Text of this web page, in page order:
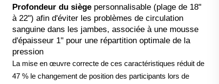
Profondeur du siège personnalisable (plage de 18"
à 22") afin d'éviter les problèmes de circulation
sanguine dans les jambes, associée à une mousse
d'épaisseur 1" pour une répartition optimale de la
pression
La mise en œuvre correcte de ces caractéristiques réduit de
47 % le changement de position des participants lors de